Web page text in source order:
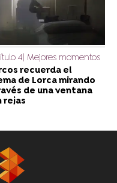
4| Mejores momentos
recuerda el
de Lorca mirando
de una ventana
rejas